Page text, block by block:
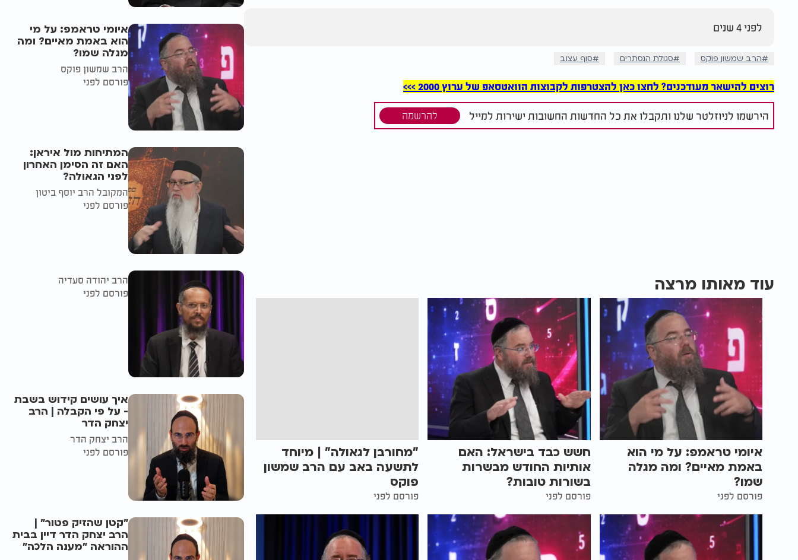
לפני 4 שנים
הרב שמשון פוקס סגולת הנסתרים סוף עצוב
רוצים להישאר מעודכנים? לחצו כאן להצטרפות לקבוצות הוואטסאפ של ערוץ 2000 >>>
הירשמו לניוזלטר שלנו ותקבלו את כל החדשות החשובות ישירות למייל להרשמה
עוד מאותו מרצה
איומי טראמפ: על מי הוא
באמת מאיים? ומה מגלה
שמו?
פורסם לפני
חשש כבד בישראל: האם
אותיות החודש מבשרות
בשורות טובות?
פורסם לפני
"מחורבן לגאולה" | מיוחד
לתשעה באב עם הרב שמשון
פוקס
פורסם לפני
איומי טראמפ: על מי
הוא באמת מאיים? ומה
מגלה שמו?
הרב שמשון פוקס
פורסם לפני
המתיחות מול איראן:
האם זה הסימן האחרון
לפני הגאולה?
המקובל הרב יוסף ביטון
פורסם לפני
הרב יהודה סעדיה
פורסם לפני
איך עושים קידוש בשבת
- על פי הקבלה | הרב
יצחק הדר
הרב יצחק הדר
פורסם לפני
"קטן שהזיק פטור" |
הרב יצחק הדר דיין בבית
ההוראה "מענה הלכה"